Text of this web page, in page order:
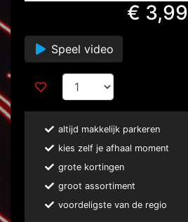
€ 3,99
Speel video
altijd makkelijk parkeren
kies zelf je afhaal moment
grote kortingen
groot assortiment
voordeligste van de regio